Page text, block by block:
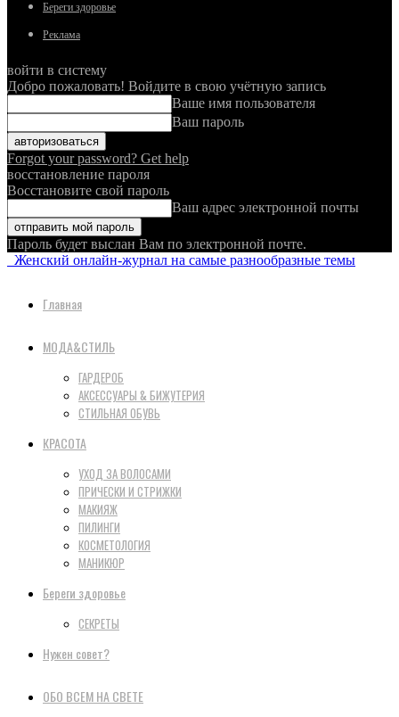
Береги здоровье
Реклама
войти в систему
Добро пожаловать! Войдите в свою учётную запись
Ваше имя пользователя
Ваш пароль
Forgot your password? Get help
восстановление пароля
Восстановите свой пароль
Ваш адрес электронной почты
Пароль будет выслан Вам по электронной почте.
Женский онлайн-журнал на самые разнообразные темы
Главная
МОДА&СТИЛЬ
ГАРДЕРОБ
АКСЕССУАРЫ & БИЖУТЕРИЯ
СТИЛЬНАЯ ОБУВЬ
КРАСОТА
УХОД ЗА ВОЛОСАМИ
ПРИЧЕСКИ И СТРИЖКИ
МАКИЯЖ
ПИЛИНГИ
КОСМЕТОЛОГИЯ
МАНИКЮР
Береги здоровье
СЕКРЕТЫ
Нужен совет?
ОБО ВСЕМ НА СВЕТЕ